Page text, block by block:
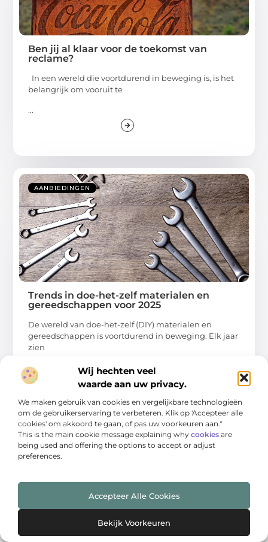
Wij hechten veel
waarde aan uw privacy.
We maken gebruik van cookies en vergelijkbare technologieën
om de gebruikerservaring te verbeteren. Klik op 'Accepteer alle
cookies' om akkoord te gaan, of pas uw voorkeuren aan."
This is the main cookie message explaining why cookies are
being used and offering the options to accept or adjust
preferences.
Accepteer Alle Cookies
Bekijk Voorkeuren
Ben jij al klaar voor de toekomst van
reclame?
In een wereld die voortdurend in beweging is, is het
belangrijk om vooruit te
...
AANBIEDINGEN
Trends in doe-het-zelf materialen en
gereedschappen voor 2025
De wereld van doe-het-zelf (DIY) materialen en
gereedschappen is voortdurend in beweging. Elk jaar
zien
...
AANBIEDINGEN